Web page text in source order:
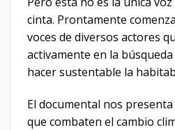
cinta. Prontamente
voces de diversos actores
activamente en la
hacer sustentable la
El documental nos
que combaten el cambio